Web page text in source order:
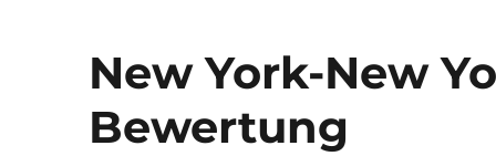
New York-New
Bewertung